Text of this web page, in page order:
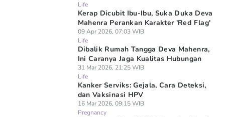
Life
Kerap Dicubit Ibu-Ibu, Suka Duka Deva
Mahenra Perankan Karakter 'Red Flag'
09 Apr 2026, 07:03 WIB
Life
Dibalik Rumah Tangga Deva Mahenra,
Ini Caranya Jaga Kualitas Hubungan
31 Mar 2026, 21:25 WIB
Life
Kanker Serviks: Gejala, Cara Deteksi,
dan Vaksinasi HPV
16 Mar 2026, 09:15 WIB
Pregnancy